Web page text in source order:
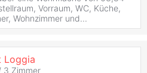
Vorraum, WC, Küche,
Wohnzimmer und...
Loggia
3 Zimmer